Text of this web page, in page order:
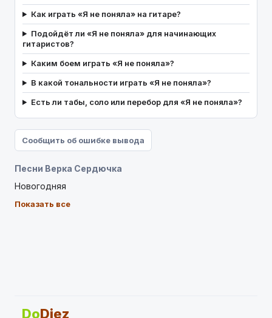
Песни Верка Сердючка
Новогодняя
Показать все
Сообщить об ошибке вывода
Как играть «Я не поняла» на гитаре?
Подойдёт ли «Я не поняла» для начинающих
гитаристов?
Каким боем играть «Я не поняла»?
В какой тональности играть «Я не поняла»?
Есть ли табы, соло или перебор для «Я не поняла»?
DoDiez